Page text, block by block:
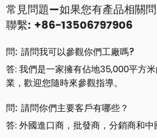
常見問題—如果您有產品相關
聯繫: +86-13506797906
問: 請問我可以參觀你們工廠嗎?
答: 我們是一家擁有佔地35,000平方
業，歡迎您隨時來參觀指導。
問: 請問你們主要客戶有哪些？
答: 外國進口商，批發商，分銷商和中